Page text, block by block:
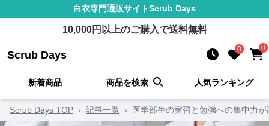
白衣専門通販サイトScrub Days
10,000円以上のご購入で送料無料
Scrub Days 0 0
新着商品 商品を検索 人気ランキング
Scrub Days TOP › 記事一覧 › 医学部生の実習と勉強への集中力